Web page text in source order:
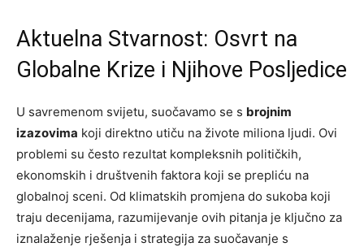
Aktuelna Stvarnost: Osvrt na
Globalne Krize i Njihove Posljedice
U savremenom svijetu, suočavamo se s brojnim
izazovima koji direktno utiču na živote miliona ljudi. Ovi
problemi su često rezultat kompleksnih političkih,
ekonomskih i društvenih faktora koji se prepliću na
globalnoj sceni. Od klimatskih promjena do sukoba koji
traju decenijama, razumijevanje ovih pitanja je ključno za
iznalaženje rješenja i strategija za suočavanje s